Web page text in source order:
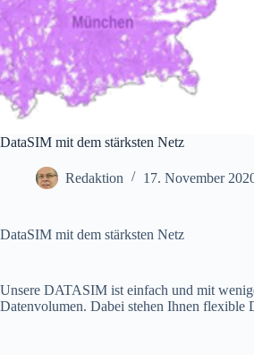
DataSIM mit dem stärksten Netz
Redaktion 17. November
DataSIM mit dem stärksten Netz
Unsere DATASIM ist einfach und mit
Datenvolumen. Dabei stehen Ihnen flexible